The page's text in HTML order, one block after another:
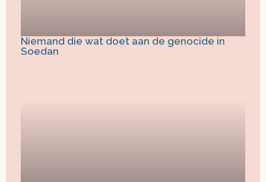
Niemand die wat doet aan de genocide in
Soedan